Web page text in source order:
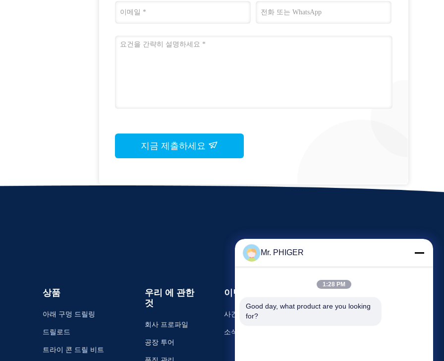
지금 제출하세요
상품
아래 구멍 드릴링
드릴로드
트라이 콘 드릴 비트
우리 에 관한
것
회사 프로파일
공장 투어
이벤트
사건
소식
Mr. PHIGER
1:28 PM
Good day, what product are you looking
for?